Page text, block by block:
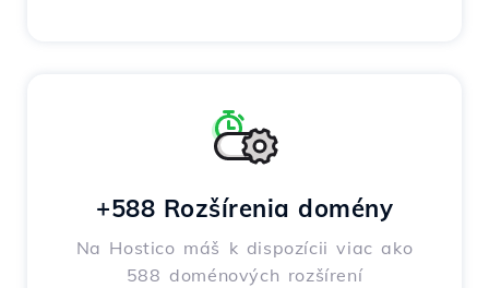
+588 Rozšírenia domény
Na Hostico máš k dispozícii viac ako
588 doménových rozšírení